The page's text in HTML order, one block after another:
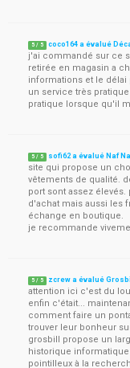
5 / 5 coco164 a évalué
j'ai commandé sur ce
retirée en magasin a
informations et le délai
un service très
pratique lorsque qu'il
5 / 5 sofi62 a évalué Naf
site qui propose un
vêtements de qualité.
port sont assez
d'achat mais aussi les
échange en boutique.
je recommande
5 / 5 zcrew a évalué
attention ici c'est du
enfin c'était...
comment faire un
trouver leur bonheur
grosbill propose un
historique
pointilleux à la